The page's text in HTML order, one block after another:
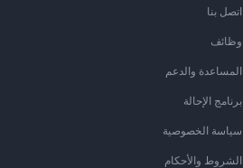
اتصل بنا
وظائف
المساعدة والدعم
برنامج الإحالة
سياسة الخصوصية
الشروط والأحكام